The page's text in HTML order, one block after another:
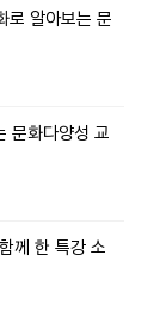
로 알아보는 문
문화다양성 교
께 한 특강 소